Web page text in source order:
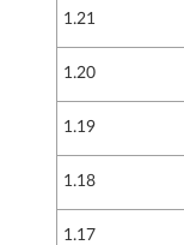
1.21
1.20
1.19
1.18
1.17